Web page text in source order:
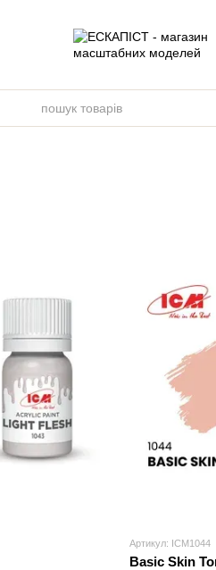
Артикул: ICM1044
Basic Skin